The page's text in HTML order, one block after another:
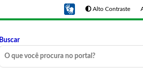
Alto Contraste
Buscar